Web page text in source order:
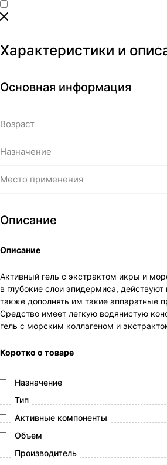
Характеристики и
Основная информация
Возраст
Назначение
Место применения
Описание
Описание
Активный гель с экстрактом икры и
в глубокие слои эпидермиса,
также дополнять им такие аппаратные
Средство имеет легкую водянистую
гель с морским коллагеном и
Коротко о товаре
Назначение
Тип
Активные компоненты
Объем
Производитель